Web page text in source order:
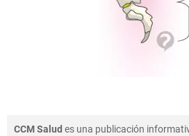
CCM Salud es una publicación